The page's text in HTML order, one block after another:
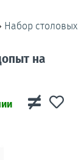
Набор столовых
на